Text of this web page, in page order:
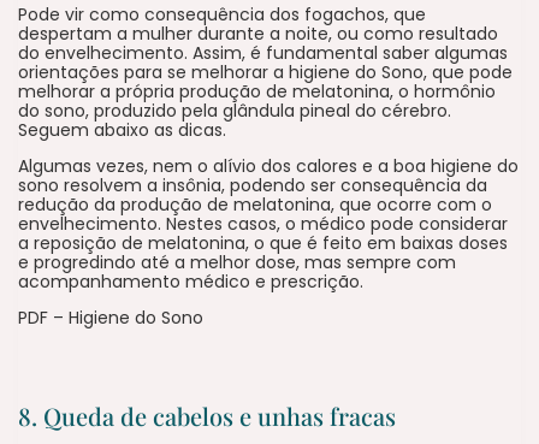
Pode vir como consequência dos fogachos, que
despertam a mulher durante a noite, ou como resultado
do envelhecimento. Assim, é fundamental saber algumas
orientações para se melhorar a higiene do Sono, que pode
melhorar a própria produção de melatonina, o hormônio
do sono, produzido pela glândula pineal do cérebro.
Seguem abaixo as dicas.
Algumas vezes, nem o alívio dos calores e a boa higiene do
sono resolvem a insônia, podendo ser consequência da
redução da produção de melatonina, que ocorre com o
envelhecimento. Nestes casos, o médico pode considerar
a reposição de melatonina, o que é feito em baixas doses
e progredindo até a melhor dose, mas sempre com
acompanhamento médico e prescrição.
PDF – Higiene do Sono
8. Queda de cabelos e unhas fracas